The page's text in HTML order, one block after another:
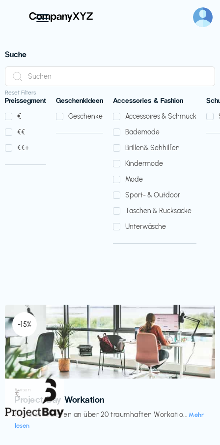
Suche
Reset Filters
Preissegment
€‎
€‎€‎
€‎€‎+
GeschenkIdeen
Geschenke
Accessories & Fashion
Accessoires & Schmuck
Bademode
Brillen& Sehhilfen
Kindermode
Mode
Sport- & Outdoor
Taschen & Rucksäcke
Unterwäsche
-15%
Reisen
Project Bay Workation
flexibles Arbeiten an über 20 traumhaften Workatio... Mehr
lesen
€‎